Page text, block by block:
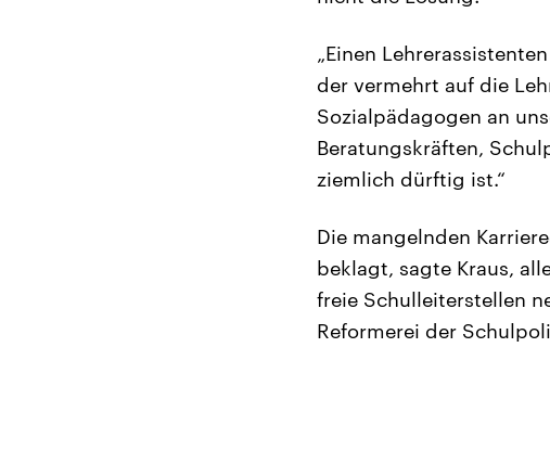
„Einen
der vermehrt auf die
Sozialpädagogen an
Beratungskräften,
ziemlich dürftig ist.“
Die mangelnden
beklagt, sagte Kraus,
freie Schulleiterstellen
Reformerei der